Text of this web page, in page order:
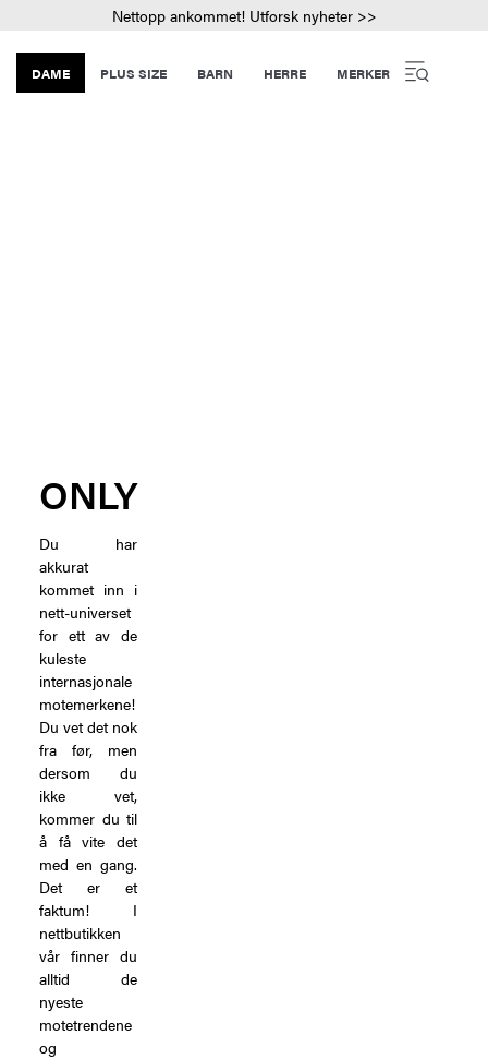
Nettopp ankommet! Utforsk nyheter >>
DAME PLUS SIZE BARN HERRE MERKER
ONLY
Du har
akkurat
kommet inn i
nett-universet
for ett av de
kuleste
internasjonale
motemerkene!
Du vet det nok
fra før, men
dersom du
ikke vet,
kommer du til
å få vite det
med en gang.
Det er et
faktum! I
nettbutikken
vår finner du
alltid de
nyeste
motetrendene
og